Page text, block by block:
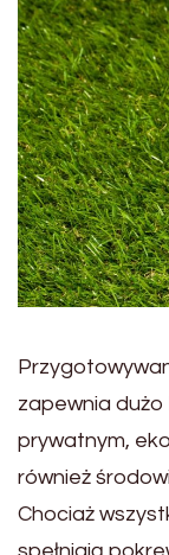
zapewnia
prywatnym,
również
Chociaż
spełniają